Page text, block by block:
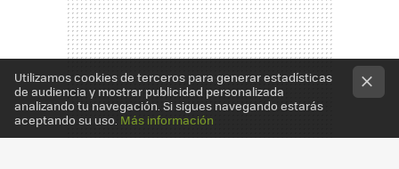
Utilizamos cookies de terceros para generar estadísticas
de audiencia y mostrar publicidad personalizada
analizando tu navegación. Si sigues navegando estarás
aceptando su uso. Más información